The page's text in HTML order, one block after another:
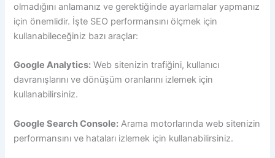
olmadığını anlamanız ve gerektiğinde ayarlamalar yapmanız
için önemlidir. İşte SEO performansını ölçmek için
kullanabileceğiniz bazı araçlar:
Google Analytics: Web sitenizin trafiğini, kullanıcı
davranışlarını ve dönüşüm oranlarını izlemek için
kullanabilirsiniz.
Google Search Console: Arama motorlarında web sitenizin
performansını ve hataları izlemek için kullanabilirsiniz.